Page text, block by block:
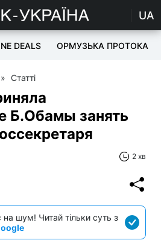
UA
DEALS ОРМУЗЬКА ПРОТОКА
» Статті
Б.Обамы занять
2 хв
шум! Читай тільки суть з